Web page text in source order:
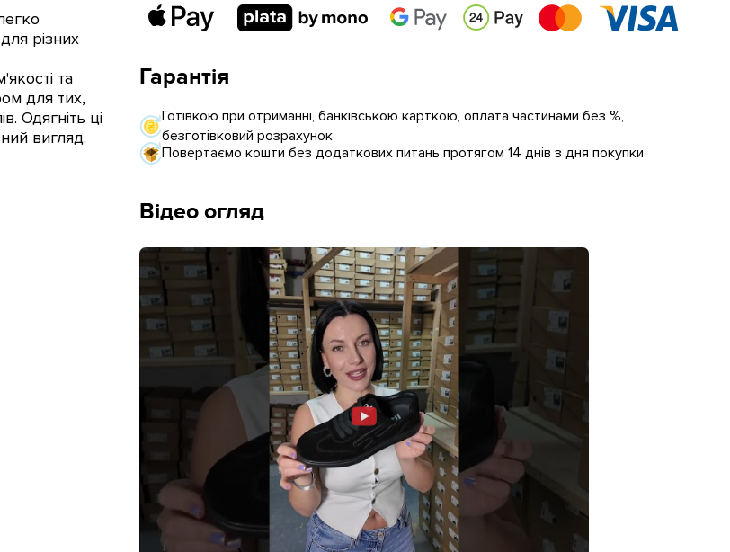
Гарантія
Готівкою при отриманні, банківською карткою, оплата частинами без %,
безготівковий розрахунок
Повертаємо кошти без додаткових питань протягом 14 днів з дня покупки
Відео огляд
різних
та
для тих,
Одягніть ці
вигляд.